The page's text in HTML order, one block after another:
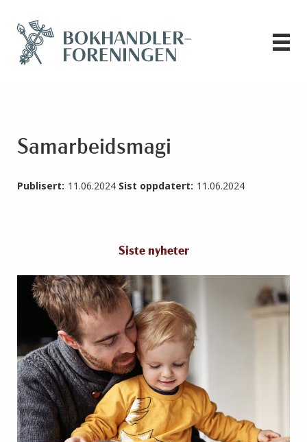
Samarbeidsmagi
Publisert: 11.06.2024 Sist oppdatert: 11.06.2024
Siste nyheter